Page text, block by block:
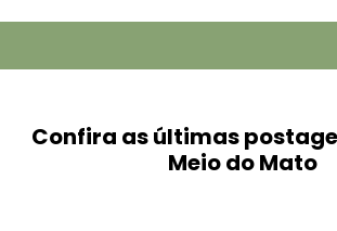
Confira as últimas
Meio do Mato